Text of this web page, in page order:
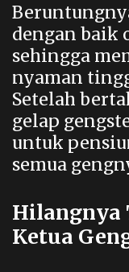
dengan baik
sehingga
nyaman
Setelah
gelap
untuk
semua
Hilangnya
Ketua